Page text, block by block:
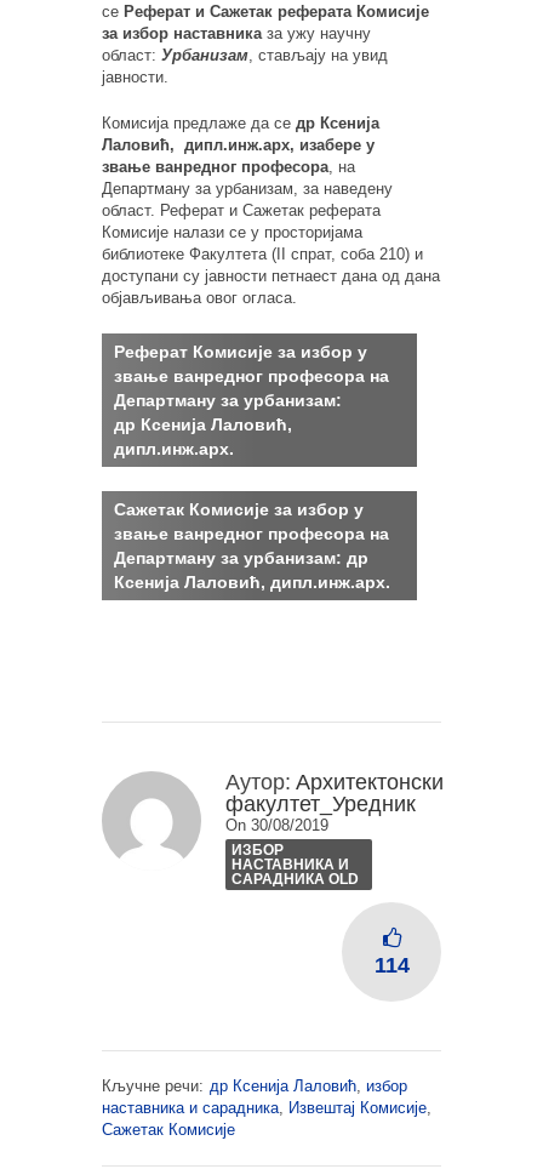
се Реферат и Сажетак реферата Комисије
за избор наставниказа ужу научну
област: Урбанизам, стављају на увид
јавности.
Комисија предлаже да се др Ксенија
Лаловић, дипл.инж.арх, изабере у
звање ванредног професора, на
Департману за урбанизам, за наведену
област. Реферат и Сажетак реферата
Комисије налази се у просторијама
библиотеке Факултета (II спрат, соба 210) и
доступани су јавности петнаест дана од дана
објављивања овог огласа.
Реферат Комисијe за избор у
звање ванредног професора на
Департману за урбанизам:
др Ксенија Лаловић,
дипл.инж.арх.
Сажетак Комисијe за избор у
звање ванредног професора на
Департману за урбанизам: др
Ксенија Лаловић, дипл.инж.арх.
Аутор: Архитектонски
факултет_Уредник
On 30/08/2019
ИЗБОР
НАСТАВНИКА И
САРАДНИКА OLD
114
Кључне речи: др Ксенија Лаловић, избор
наставника и сарадника, Извештај Комисије,
Сажетак Комисије